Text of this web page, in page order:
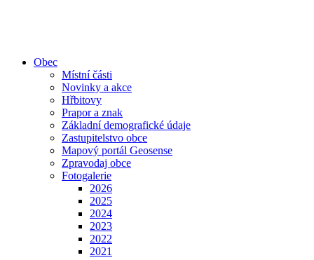
Obec
Místní části
Novinky a akce
Hřbitovy
Prapor a znak
Základní demografické údaje
Zastupitelstvo obce
Mapový portál Geosense
Zpravodaj obce
Fotogalerie
2026
2025
2024
2023
2022
2021